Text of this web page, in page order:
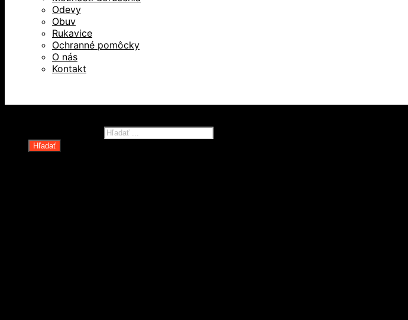
Odevy
Obuv
Rukavice
Ochranné pomôcky
O nás
Kontakt
Hľadať